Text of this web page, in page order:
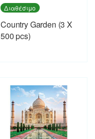
Διαθέσιμο
Country Garden (3 X
500 pcs)